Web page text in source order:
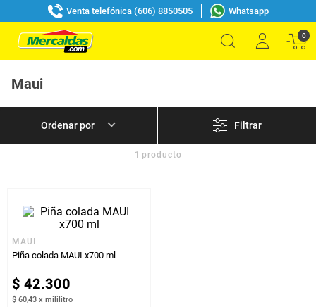
Venta telefónica (606) 8850505 Whatsapp
0
Maui
Filtrar
1 producto
MAUI
Piña colada MAUI x700 ml
$ 42.300
$ 60,43 x mililitro